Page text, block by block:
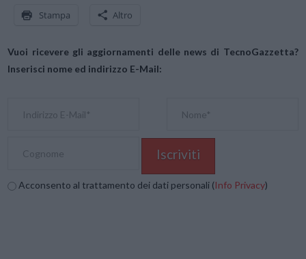
Stampa Altro
Vuoi ricevere gli aggiornamenti delle news di TecnoGazzetta?
Inserisci nome ed indirizzo E-Mail:
Acconsento al trattamento dei dati personali (Info Privacy)